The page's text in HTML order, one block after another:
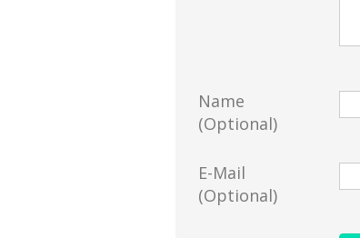
Name
(Optional)
E-Mail
(Optional)